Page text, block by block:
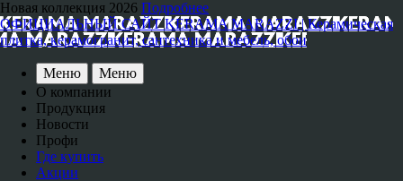
Новая коллекция 2026 Подробнее
ОФИЦИАЛЬНЫЙ САЙТ KERAMA MARAZZI | Керамическая
плитка, керамогранит, сантехника и мебель, обои
Меню
Меню
О компании
Продукция
Новости
Профи
Где купить
Акции